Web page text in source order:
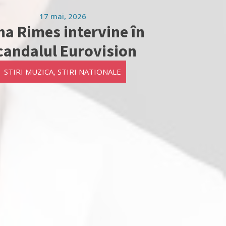
17 mai, 2026
Rimes intervine în
Eurovision
STIRI MUZICA, STIRI NATIONALE